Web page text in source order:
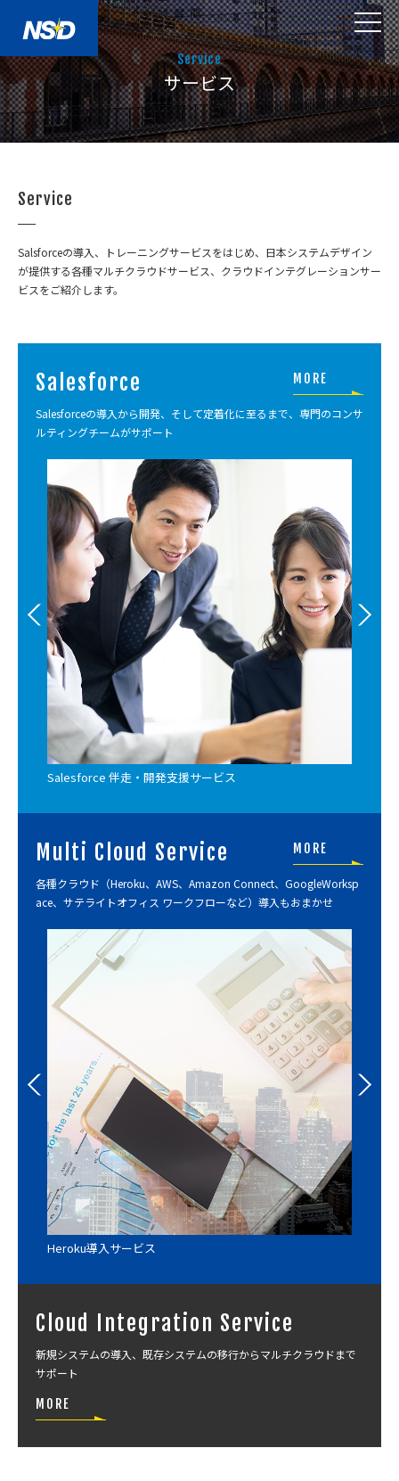
Service
サービス
Service
Salsforceの導入、トレーニングサービスをはじめ、 日本システムデザイン
が提供する各種マルチクラウドサービス、クラウドインテグレーションサー
ビスをご紹介します。
Salesforce
Salesforceの導入から開発、そして定着化に至るまで、専門のコンサ
ルティングチームがサポート
MORE
Salesforce 伴走・開発支援サービス
Multi Cloud Service
各種クラウド（Heroku、AWS、Amazon Connect、GoogleWorksp
ace、サテライトオフィス ワークフローなど）導入もおまかせ
MORE
Previous
Heroku導入サービス
Cloud Integration Service
新規システムの導入、既存システムの移行からマルチクラウドまで
サポート
MORE